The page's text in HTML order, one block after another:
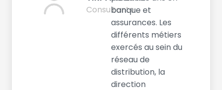
Consultante
banque et
assurances. Les
différents métiers
exercés au sein du
réseau de
distribution, la
direction